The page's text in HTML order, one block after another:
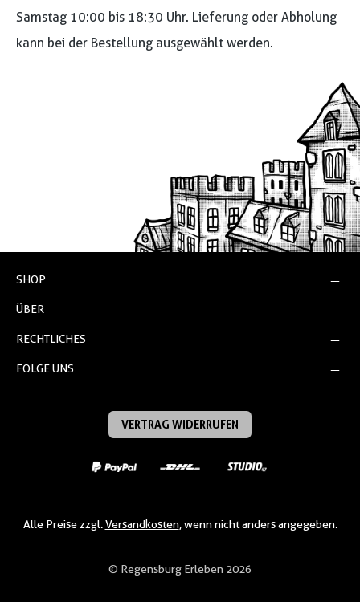
Samstag 10:00 bis 18:30 Uhr. Lieferung oder Abholung
kann bei der Bestellung ausgewählt werden.
SHOP
ÜBER
RECHTLICHES
FOLGE UNS
VERTRAG WIDERRUFEN
Alle Preise zzgl. Versandkosten, wenn nicht anders angegeben.
© Regensburg Erleben 2026